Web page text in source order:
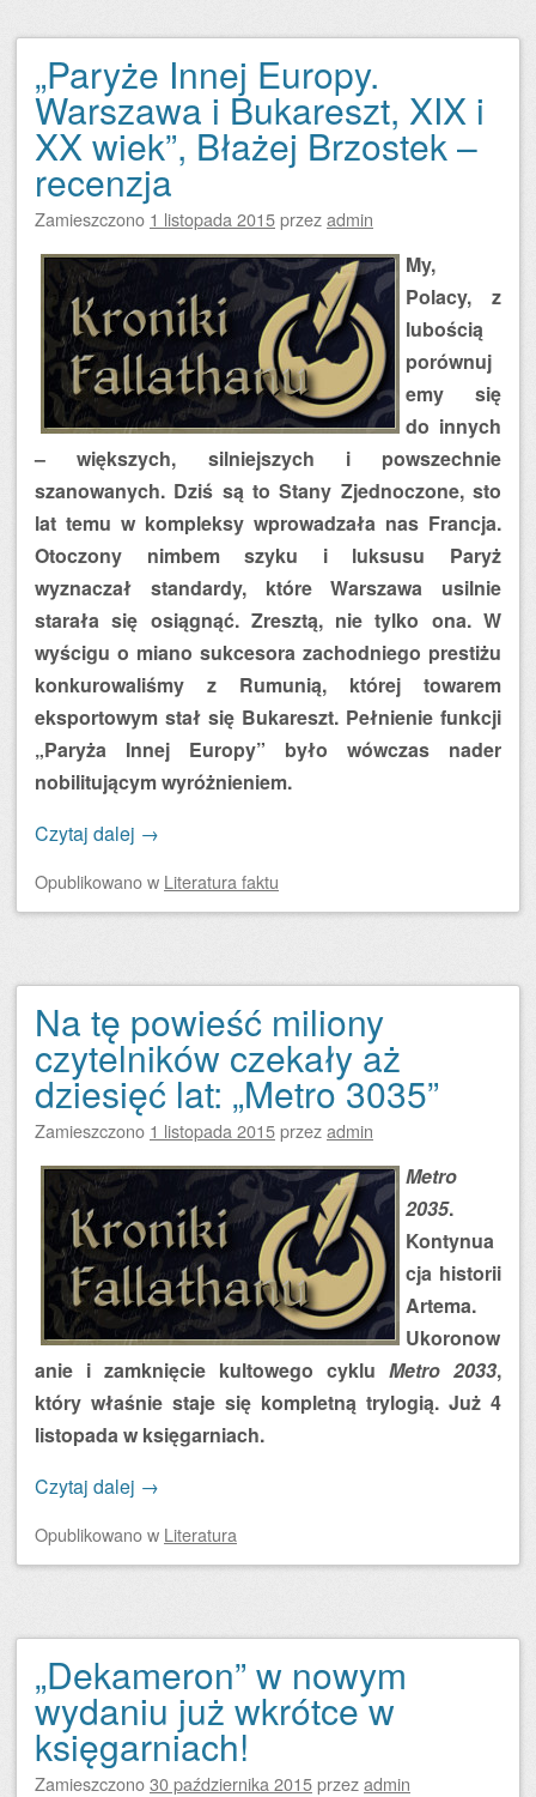
„Paryże Innej Europy.
Warszawa i Bukareszt, XIX i
XX wiek”, Błażej Brzostek –
recenzja
Zamieszczono 1 listopada 2015przezadmin
My,
Polacy, z
lubością
porównuj
emy się
do innych
– większych, silniejszych i powszechnie
szanowanych. Dziś są to Stany Zjednoczone, sto
lat temu w kompleksy wprowadzała nas Francja.
Otoczony nimbem szyku i luksusu Paryż
wyznaczał standardy, które Warszawa usilnie
starała się osiągnąć. Zresztą, nie tylko ona. W
wyścigu o miano sukcesora zachodniego prestiżu
konkurowaliśmy z Rumunią, której towarem
eksportowym stał się Bukareszt. Pełnienie funkcji
„Paryża Innej Europy” było wówczas nader
nobilitującym wyróżnieniem.
Czytaj dalej →
Opublikowanow Literatura faktu
Na tę powieść miliony
czytelników czekały aż
dziesięć lat: „Metro 3035”
Zamieszczono 1 listopada 2015przezadmin
Metro
2035.
Kontynua
cja historii
Artema.
Ukoronow
anie i zamknięcie kultowego cyklu Metro 2033,
który właśnie staje się kompletną trylogią. Już 4
listopada w księgarniach.
Czytaj dalej →
Opublikowanow Literatura
„Dekameron” w nowym
wydaniu już wkrótce w
księgarniach!
Zamieszczono30 października 2015przezadmin